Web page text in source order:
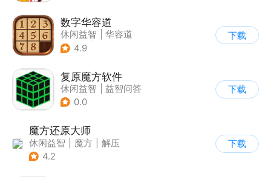
数字华容道
休闲益智
华容道
| 烧脑
4.9
下载
复原魔方软件
休闲益智
益智问答
| 学习教育
0.0
下载
魔方还原大师
休闲益智 魔方
解压
| 脑洞
4.2
下载